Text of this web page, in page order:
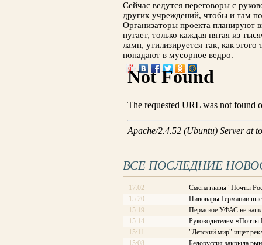
Сейчас ведутся переговоры с
других учреждений, чтобы и там
Организаторы проекта планируют
пугает, только каждая пятая из
ламп, утилизируется так, как
попадают в мусорное ведро.
ВСЕ ПОСЛЕДНИЕ
17:02
Смена главы "Почты
15:20
Пивовары Германии
15:19
Пермское УФАС не
15:14
Руководителем «Почты
15:11
"Детский мир" ищет
15:08
Белоруссия закрыла